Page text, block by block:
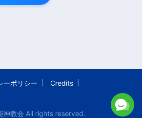
人を守るため、さらにお金を使
なったのです。それでも結局、
かかわらず、彼らを法律の力か
せんでした。４人の市の役人は
かけられ、検査当局の処分を受
して練り上げた立派な計画も、
たのです。４軒の別荘は未完成
ーポリシー
Credits
神教会 All rights reserved.